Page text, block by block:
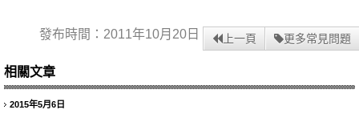
發布時間：2011年10月20日 上一頁 更多常見問題
相關文章
2015年5月6日